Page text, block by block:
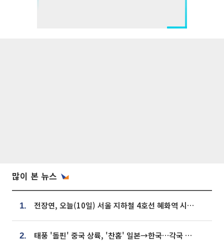
많이 본 뉴스
1. 전장연, 오늘(10일) 서울 지하철 4호선 혜화역 시위…1호선 용산역 무정차
2. 태풍 '돌핀' 중국 상륙, '찬홈' 일본→한국…각국 기상청 예상 경로는?